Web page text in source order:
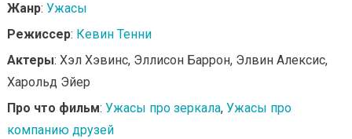
Жанр: Ужасы
Режиссер: Кевин Тенни
Актеры: Хэл Хэвинс, Эллисон Баррон, Элвин Алексис,
Харольд Эйер
Про что фильм: Ужасы про зеркала, Ужасы про
компанию друзей